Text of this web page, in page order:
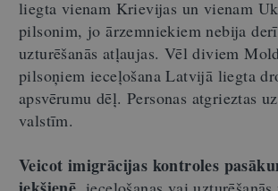
liegta vienam Krievijas un vienam
pilsonim, jo ārzemniekiem nebija
uzturēšanās atļaujas. Vēl diviem
pilsoņiem ieceļošana Latvijā liegta
apsvērumu dēļ. Personas atgrieztas
valstīm.
Veicot imigrācijas kontroles